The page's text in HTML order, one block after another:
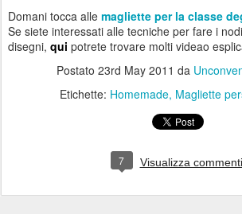
Domani tocca alle magliette per la classe
Se siete interessati alle tecniche per fare i
disegni, qui potrete trovare molti videao
Postato 23rd May 2011 da
Etichette: Homemade Magliette
7 Visualizza commenti